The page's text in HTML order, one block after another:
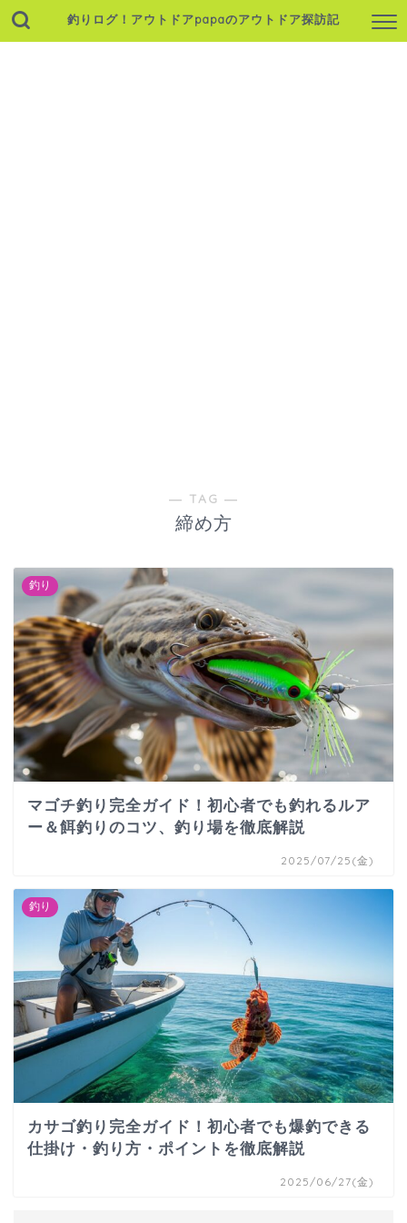
釣りログ！アウトドアpapaのアウトドア探訪記
― TAG ―
締め方
釣り
マゴチ釣り完全ガイド！初心者でも釣れるルア
ー＆餌釣りのコツ、釣り場を徹底解説
2025/07/25(金)
釣り
カサゴ釣り完全ガイド！初心者でも爆釣できる
仕掛け・釣り方・ポイントを徹底解説
2025/06/27(金)